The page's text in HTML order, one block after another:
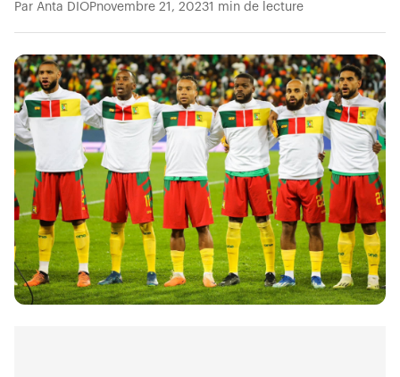
Par Anta DIOPnovembre 21, 20231 min de lecture